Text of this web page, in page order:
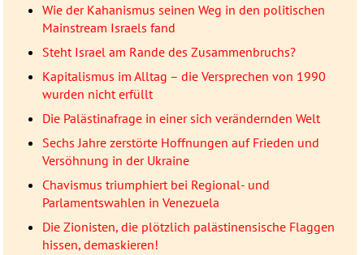
Wie der Kahanismus seinen Weg in den politischen
Mainstream Israels fand
Steht Israel am Rande des Zusammenbruchs?
Kapitalismus im Alltag – die Versprechen von 1990
wurden nicht erfüllt
Die Palästinafrage in einer sich verändernden Welt
Sechs Jahre zerstörte Hoffnungen auf Frieden und
Versöhnung in der Ukraine
Chavismus triumphiert bei Regional- und
Parlamentswahlen in Venezuela
Die Zionisten, die plötzlich palästinensische Flaggen
hissen, demaskieren!